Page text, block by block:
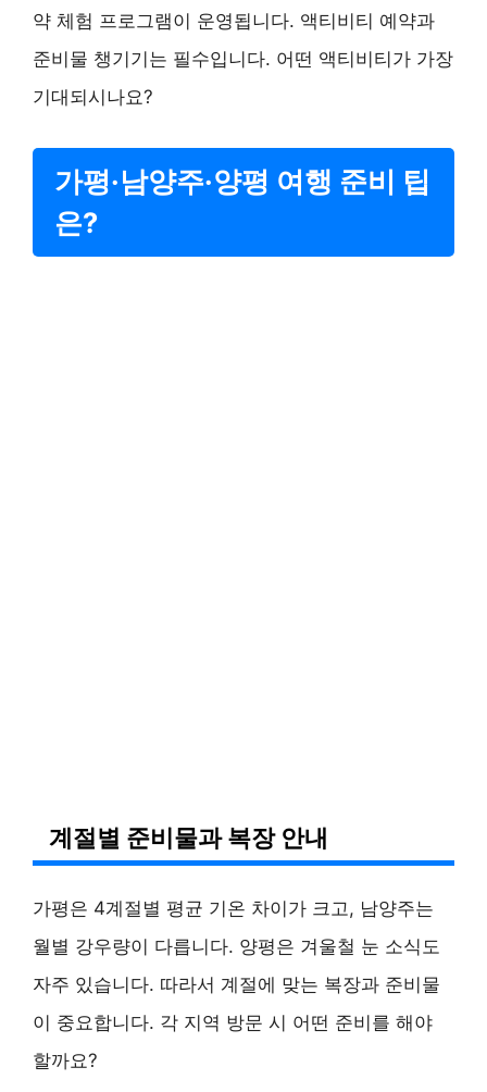
약 체험 프로그램이 운영됩니다. 액티비티 예약과
준비물 챙기기는 필수입니다. 어떤 액티비티가 가장
기대되시나요?
가평·남양주·양평 여행 준비 팁
은?
계절별 준비물과 복장 안내
가평은 4계절별 평균 기온 차이가 크고, 남양주는
월별 강우량이 다릅니다. 양평은 겨울철 눈 소식도
자주 있습니다. 따라서 계절에 맞는 복장과 준비물
이 중요합니다. 각 지역 방문 시 어떤 준비를 해야
할까요?